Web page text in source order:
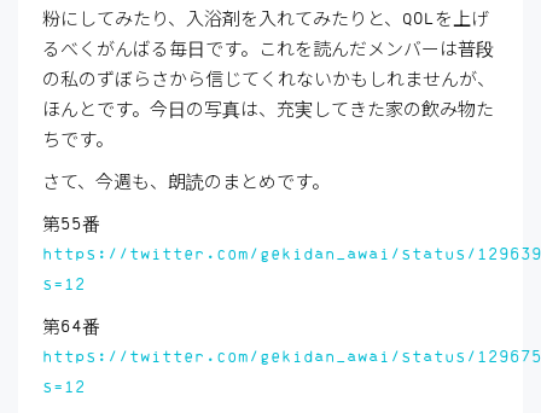
粉にしてみたり、入浴剤を入れてみたりと、QOLを上げ
るべくがんばる毎日です。これを読んだメンバーは普段
の私のずぼらさから信じてくれないかもしれませんが、
ほんとです。今日の写真は、充実してきた家の飲み物た
ちです。
さて、今週も、朗読のまとめです。
第55番
https://twitter.com/gekidan_awai/status/
s=12
第64番
https://twitter.com/gekidan_awai/status/
s=12